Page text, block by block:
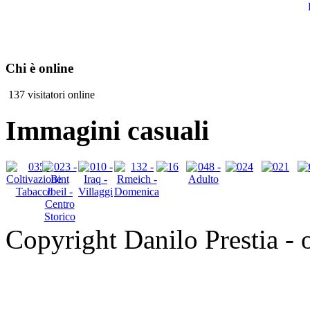
Chi è online
137 visitatori online
Immagini casuali
Copyright Danilo Prestia -